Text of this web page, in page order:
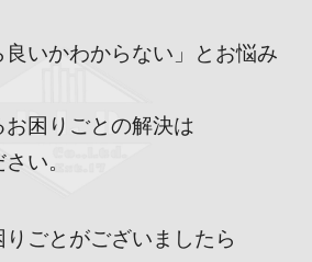
良いかわからない」とお悩み
困りごとの解決は
い。
ごとがございましたら